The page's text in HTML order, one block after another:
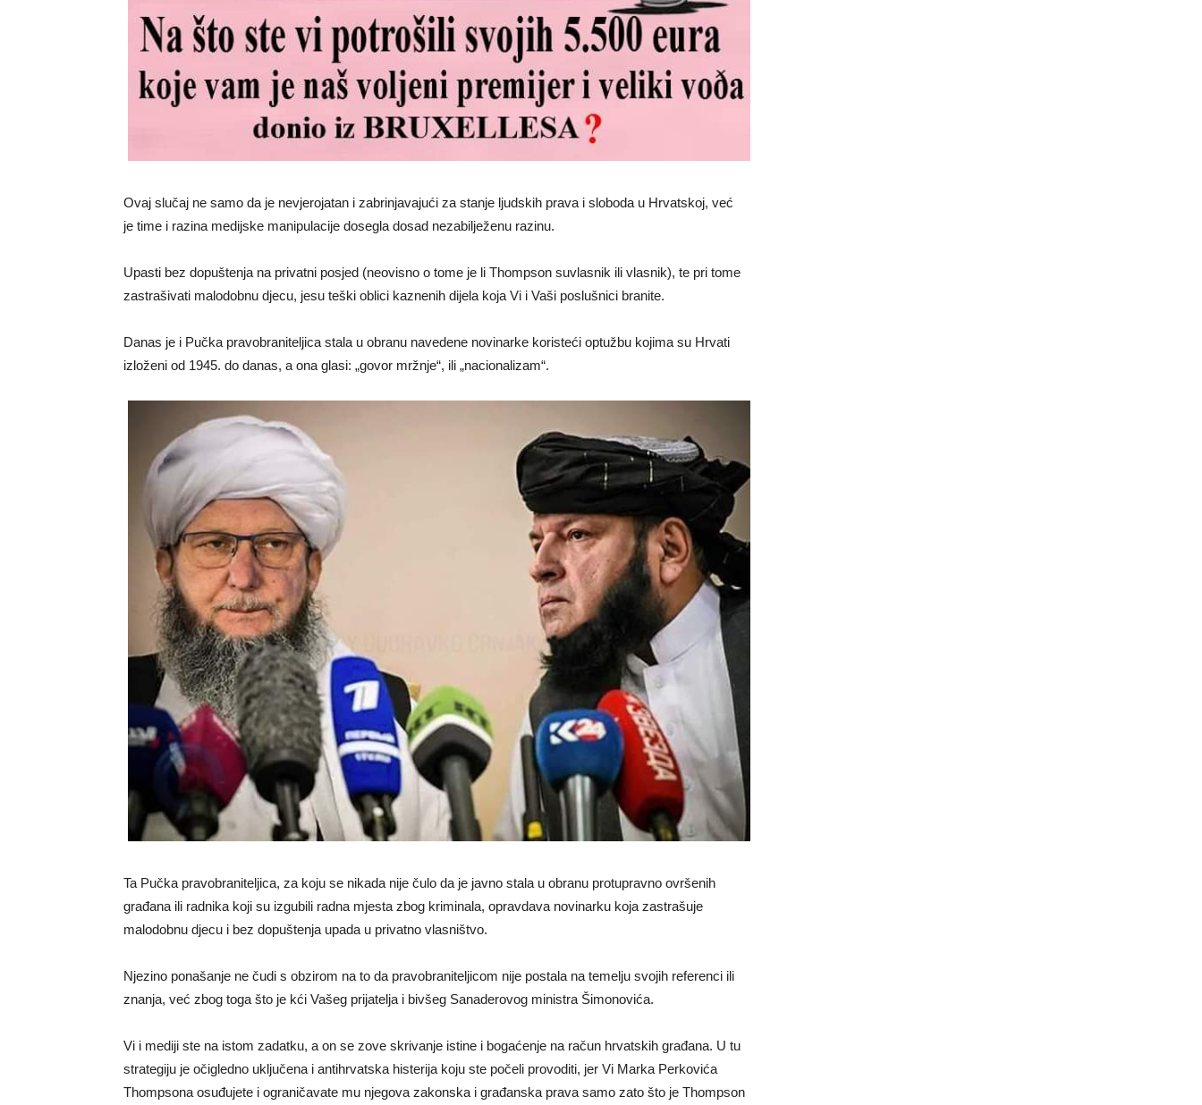
Ovaj slučaj ne samo da je nevjerojatan i zabrinjavajući za stanje ljudskih prava i sloboda u Hrvatskoj, već
je time i razina medijske manipulacije dosegla dosad nezabilježenu razinu.
Upasti bez dopuštenja na privatni posjed (neovisno o tome je li Thompson suvlasnik ili vlasnik), te pri tome
zastrašivati malodobnu djecu, jesu teški oblici kaznenih dijela koja Vi i Vaši poslušnici branite.
Danas je i Pučka pravobraniteljica stala u obranu navedene novinarke koristeći optužbu kojima su Hrvati
izloženi od 1945. do danas, a ona glasi: „govor mržnje“, ili „nacionalizam“.
Ta Pučka pravobraniteljica, za koju se nikada nije čulo da je javno stala u obranu protupravno ovršenih
građana ili radnika koji su izgubili radna mjesta zbog kriminala, opravdava novinarku koja zastrašuje
malodobnu djecu i bez dopuštenja upada u privatno vlasništvo.
Njezino ponašanje ne čudi s obzirom na to da pravobraniteljicom nije postala na temelju svojih referenci ili
znanja, već zbog toga što je kći Vašeg prijatelja i bivšeg Sanaderovog ministra Šimonovića.
Vi i mediji ste na istom zadatku, a on se zove skrivanje istine i bogaćenje na račun hrvatskih građana. U tu
strategiju je očigledno uključena i antihrvatska histerija koju ste počeli provoditi, jer Vi Marka Perkovića
Thompsona osuđujete i ograničavate mu njegova zakonska i građanska prava samo zato što je Thompson